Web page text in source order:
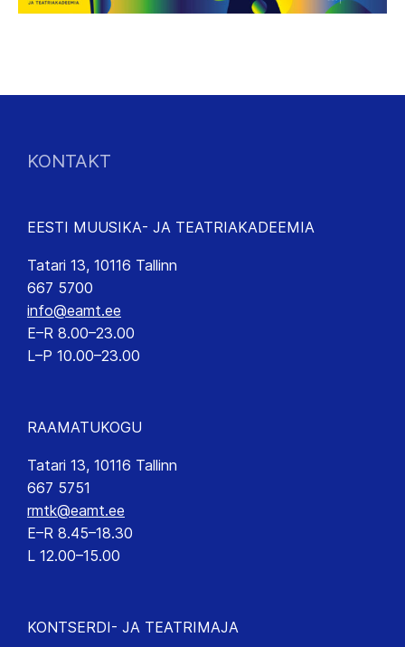
KONTAKT
EESTI MUUSIKA- JA TEATRIAKADEEMIA
Tatari 13, 10116 Tallinn
667 5700
info@eamt.ee
E–R 8.00–23.00
L–P 10.00–23.00
RAAMATUKOGU
Tatari 13, 10116 Tallinn
667 5751
rmtk@eamt.ee
E–R 8.45–18.30
L 12.00–15.00
KONTSERDI- JA TEATRIMAJA